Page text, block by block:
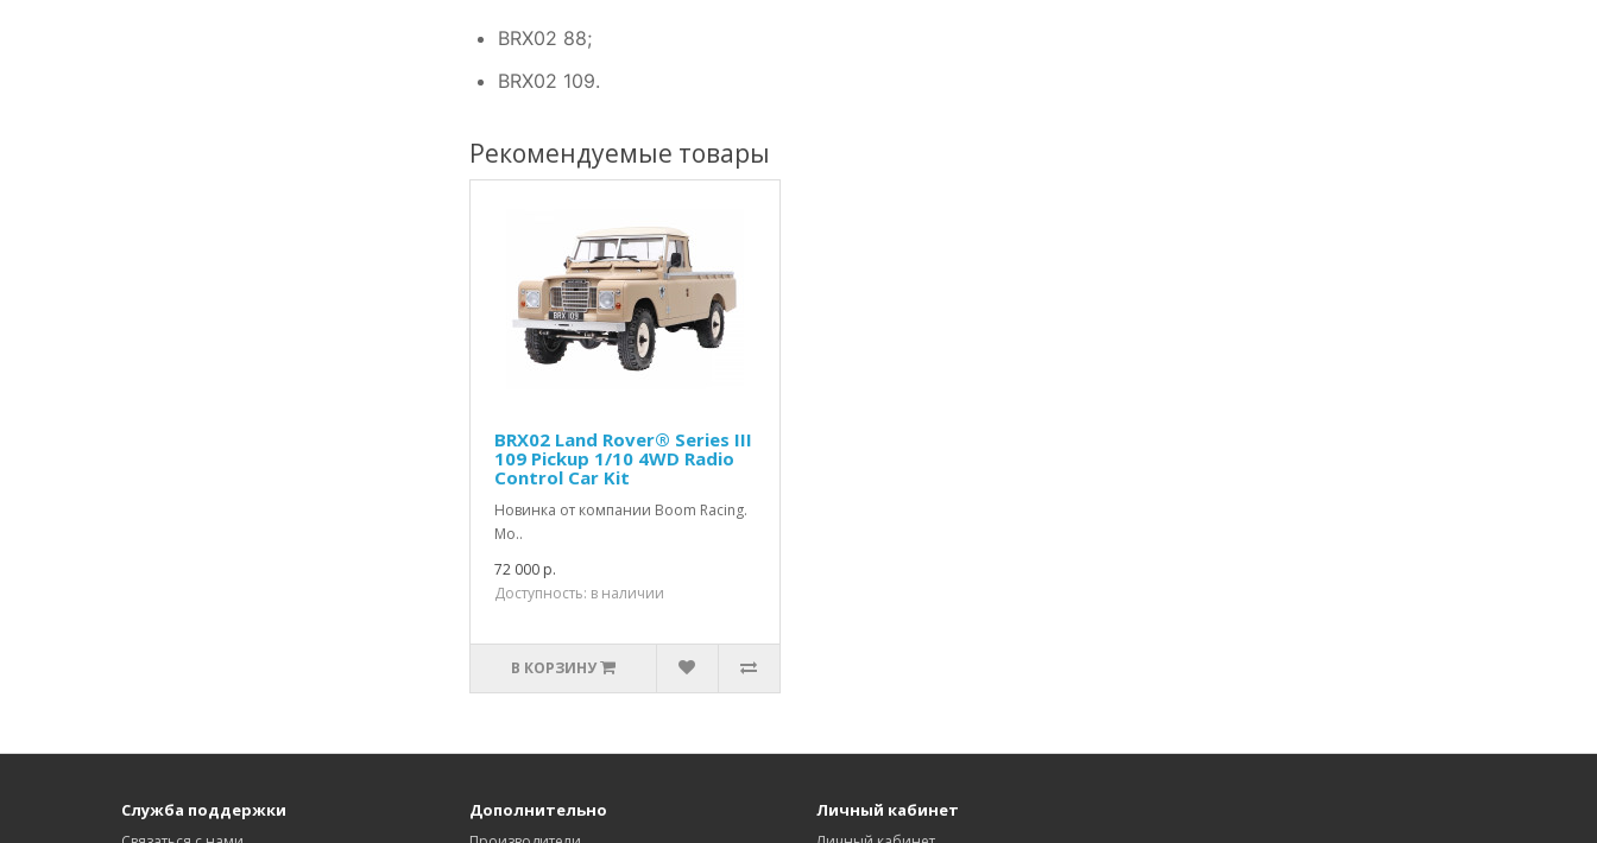
BRX02 88;
BRX02 109.
Рекомендуемые товары
BRX02 Land Rover® Series III
109 Pickup 1/10 4WD Radio
Control Car Kit
Новинка от компании Boom Racing.
Мо..
72 000 р.
Доступность: в наличии
В КОРЗИНУ
Служба поддержки Дополнительно Личный кабинет